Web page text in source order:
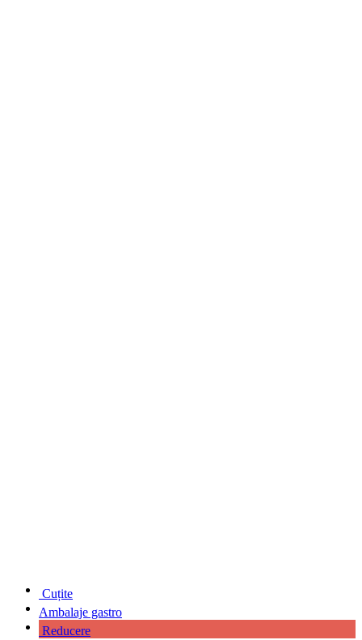
Cuțite
Ambalaje gastro
Reducere